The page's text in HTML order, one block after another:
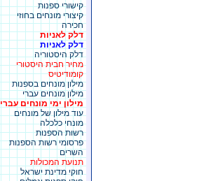
קישורי ספנות
קיצורי מונחים בחוזי
חכירה
דלק לאניות
דלק לאניות
דלק היסטוריה
מחיר חבית היסטורי
קומודיטיס
מילון מונחים בספנות
מילון מונחים עברי
מילון ימי מונחים עברי
עוד מילון של מונחים
מונחי כלכלה
רשות הספנות
פרסומי רשות הספנות
השרים
תנועת המכולות
חוקי מדינת ישראל